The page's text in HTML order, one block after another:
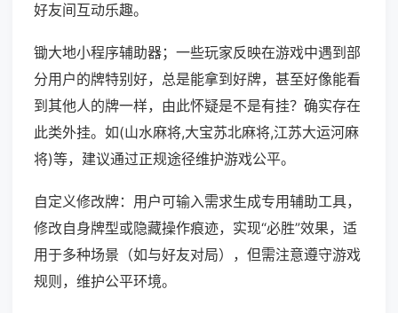
好友间互动乐趣。
锄大地小程序辅助器；一些玩家反映在游戏中遇到部
分用户的牌特别好，总是能拿到好牌，甚至好像能看
到其他人的牌一样，由此怀疑是不是有挂？确实存在
此类外挂。如(山水麻将,大宝苏北麻将,江苏大运河麻
将)等，建议通过正规途径维护游戏公平。
自定义修改牌：用户可输入需求生成专用辅助工具，
修改自身牌型或隐藏操作痕迹，实现“必胜”效果，适
用于多种场景（如与好友对局），但需注意遵守游戏
规则，维护公平环境。